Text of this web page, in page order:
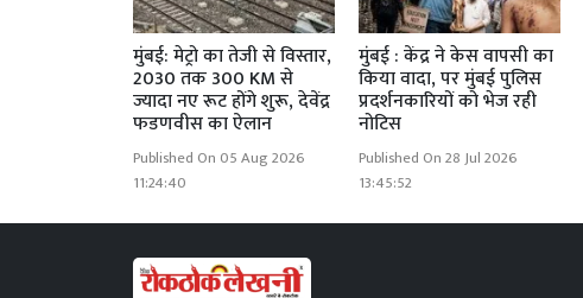
मुंबई: मेट्रो का तेजी से विस्तार,
2030 तक 300 KM से
ज्यादा नए रूट होंगे शुरू, देवेंद्र
फडणवीस का ऐलान
Published On 05 Aug 2026
11:24:40
मुंबई : केंद्र ने केस वापसी का
किया वादा, पर मुंबई पुलिस
प्रदर्शनकारियों को भेज रही
नोटिस
Published On 28 Jul 2026
13:45:52